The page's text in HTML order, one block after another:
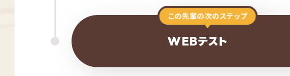
この先輩の次のステップ
WEBテスト